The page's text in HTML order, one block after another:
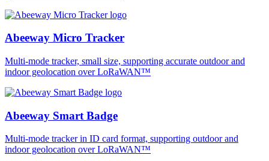
Abeeway Micro Tracker
Multi-mode tracker, small size, supporting accurate outdoor and
indoor geolocation over LoRaWAN™
Abeeway Smart Badge
Multi-mode tracker in ID card format, supporting outdoor and
indoor geolocation over LoRaWAN™